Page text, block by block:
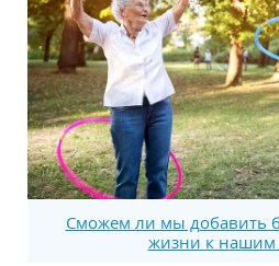
Сможем ли мы добавить
жизни к нашим